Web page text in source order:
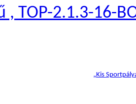
, TOP-2.1.3-16-
„Kis